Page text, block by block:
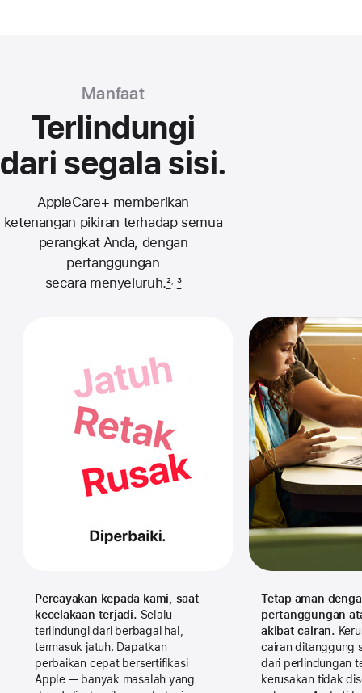
Manfaat
Terlindungi
dari segala sisi.
AppleCare+ memberikan
ketenangan pikiran terhadap semua
perangkat Anda, dengan
pertanggungan
secara menyeluruh.2, 3
Percayakan kepada kami, saat
kecelakaan terjadi. Selalu
terlindungi dari berbagai hal,
termasuk jatuh. Dapatkan
perbaikan cepat bersertifikasi
Apple — banyak masalah yang
Tetap aman
pertanggungan
akibat cairan.
cairan ditanggung
dari perlindungan
kerusakan tidak